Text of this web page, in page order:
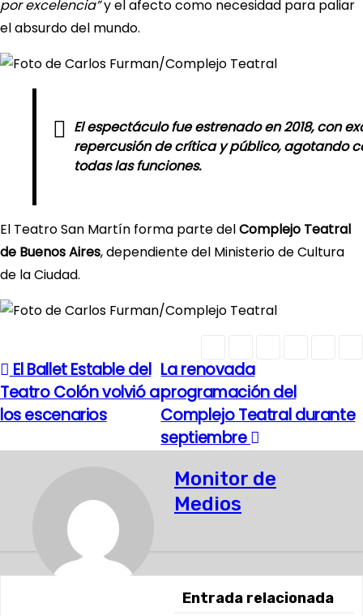
por excelencia”y el afecto como necesidad para paliar
el absurdo del mundo.
El espectáculo fue estrenado en 2018, con
repercusión de crítica y público, agotando
todas las funciones.
El Teatro San Martín forma parte delComplejo Teatral
de Buenos Aires, dependiente del Ministerio de Cultura
de la Ciudad.
N
a
v
c
La renovada
programación del
Complejo Teatral durante
septiembre
El Ballet Estable del
Teatro Colón volvió a
los escenarios
Monitor de
Medios
Entrada relacionada